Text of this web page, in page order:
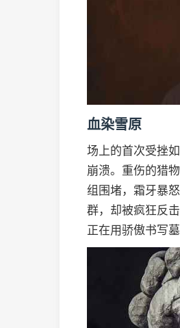
血染雪原
场上的首次受挫
崩溃。重伤的猎
组围堵，霜牙暴
群，却被疯狂反
正在用骄傲书写墓